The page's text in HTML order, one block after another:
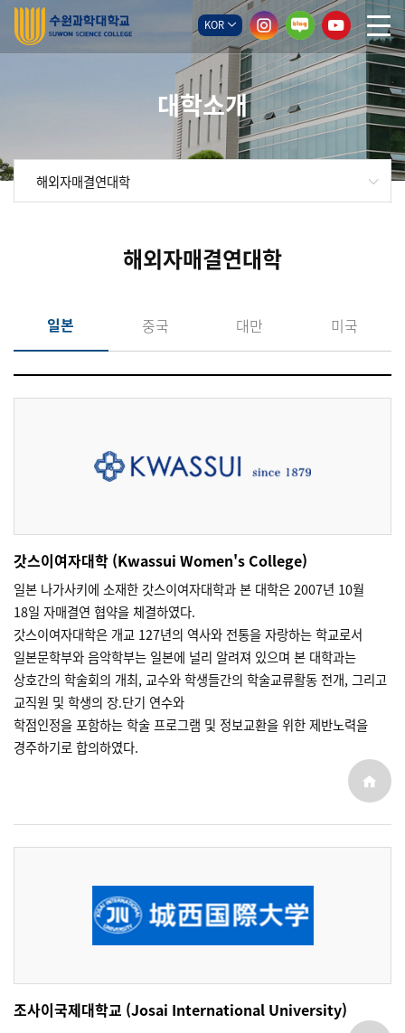
KOR
대학소개
해외자매결연대학
해외자매결연대학
일본 중국 대만 미국
갓스이여자대학 (Kwassui Women's College)
일본 나가사키에 소재한 갓스이여자대학과 본 대학은 2007년 10월
18일 자매결연 협약을 체결하였다.
갓스이여자대학은 개교 127년의 역사와 전통을 자랑하는 학교로서
일본문학부와 음악학부는 일본에 널리 알려져 있으며 본 대학과는
상호간의 학술회의 개최, 교수와 학생들간의 학술교류활동 전개, 그리고
교직원 및 학생의 장.단기 연수와
학점인정을 포함하는 학술 프로그램 및 정보교환을 위한 제반노력을
경주하기로 합의하였다.
조사이국제대학교 (Josai International University)